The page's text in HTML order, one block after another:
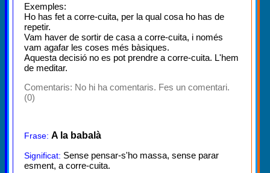
Exemples:
Ho has fet a corre-cuita, per la qual cosa ho has de
repetir.
Vam haver de sortir de casa a corre-cuita, i només
vam agafar les coses més bàsiques.
Aquesta decisió no es pot prendre a corre-cuita. L'hem
de meditar.
Comentaris: No hi ha comentaris. Fes un comentari.
(0)
Frase: A la babalà
Significat: Sense pensar-s'ho massa, sense parar
esment, a corre-cuita.